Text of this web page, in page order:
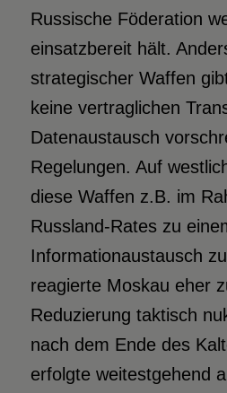
Russische Föderation
einsatzbereit hält.
strategischer Waffen
keine vertraglichen
Datenaustausch
Regelungen. Auf
diese Waffen z.B. im
Russland-Rates zu
Informationaustausch
reagierte Moskau eher
Reduzierung taktisch
nach dem Ende des
erfolgte weitestgehend